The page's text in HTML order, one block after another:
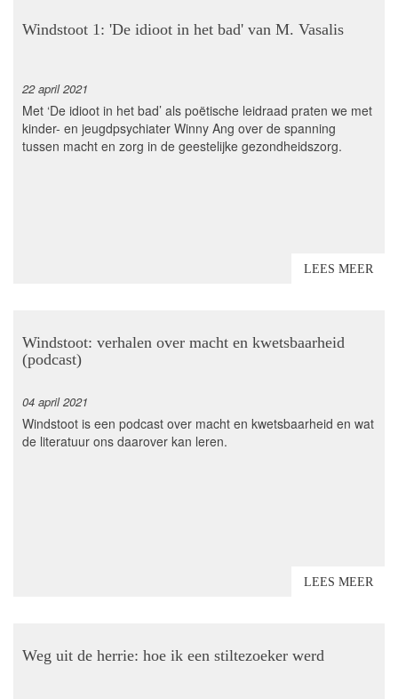
Windstoot 1: 'De idioot in het bad' van M. Vasalis
22 april 2021
Met ‘De idioot in het bad’ als poëtische leidraad praten we met
kinder- en jeugdpsychiater Winny Ang over de spanning
tussen macht en zorg in de geestelijke gezondheidszorg.
LEES MEER
Windstoot: verhalen over macht en kwetsbaarheid
(podcast)
04 april 2021
Windstoot is een podcast over macht en kwetsbaarheid en wat
de literatuur ons daarover kan leren.
LEES MEER
Weg uit de herrie: hoe ik een stiltezoeker werd